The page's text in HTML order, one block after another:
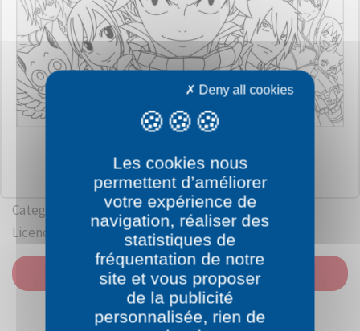
Category: Fairy Tail
Licence: Hiro Mashima
PRINT
Les cookies nous
permettent d’améliorer
votre expérience de
navigation, réaliser des
statistiques de
fréquentation de notre
site et vous proposer
de la publicité
personnalisée, rien de
Deny all cookies